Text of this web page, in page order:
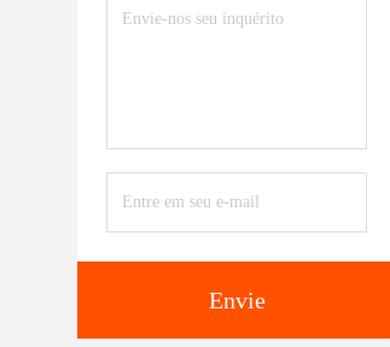
Envie